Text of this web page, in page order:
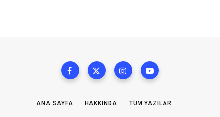
ANA SAYFA HAKKINDA TÜM YAZILAR